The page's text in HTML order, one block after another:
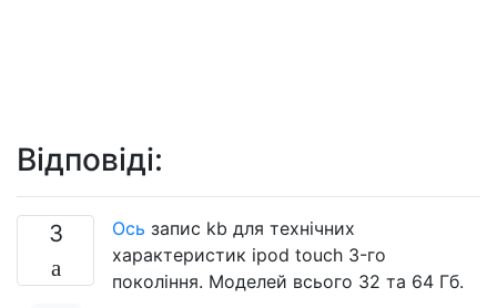
Відповіді:
3 Ось запис kb для технічних
характеристик ipod touch 3-го
покоління. Моделей всього 32 та 64 Гб.